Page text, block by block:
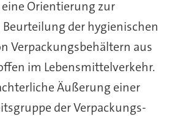
Orientierung zur
der hygienischen
Verpackungsbehältern aus
im Lebensmittelverkehr.
Äußerung einer
der Verpackungs-